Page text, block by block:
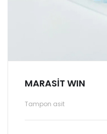
MARASİT WIN
Tampon asit